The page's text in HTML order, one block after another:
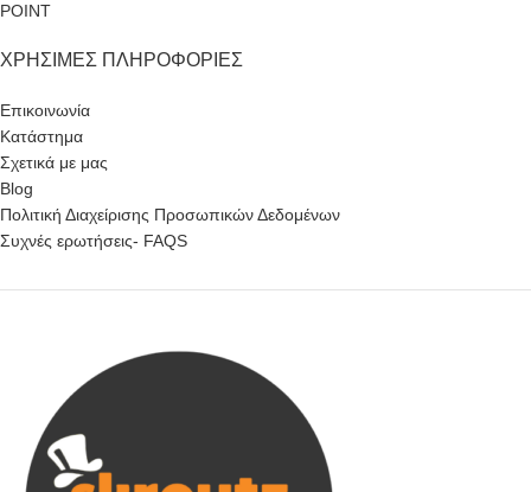
POINT
ΧΡΉΣΙΜΕΣ ΠΛΗΡΟΦΟΡΊΕΣ
Επικοινωνία
Κατάστημα
Σχετικά με μας
Blog
Πολιτική Διαχείρισης Προσωπικών Δεδομένων
Συχνές ερωτήσεις- FAQS